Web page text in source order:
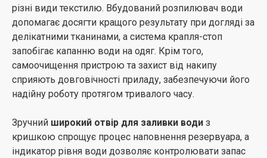
різні види текстилю. Вбудований розпилювач води
допомагає досягти кращого результату при догляді за
делікатними тканинами, а система крапля-стоп
запобігає капанню води на одяг. Крім того,
самоочищення пристрою та захист від накипу
сприяють довговічності приладу, забезпечуючи його
надійну роботу протягом тривалого часу.
Зручний широкий отвір для заливки води з
кришкою спрощує процес наповнення резервуара, а
індикатор рівня води дозволяє контролювати запас